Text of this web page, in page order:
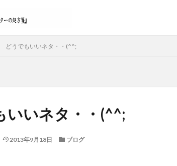
どうでもいいネタ・・(^^;
いいネタ・・(^^;
2013年9月18日 ブログ